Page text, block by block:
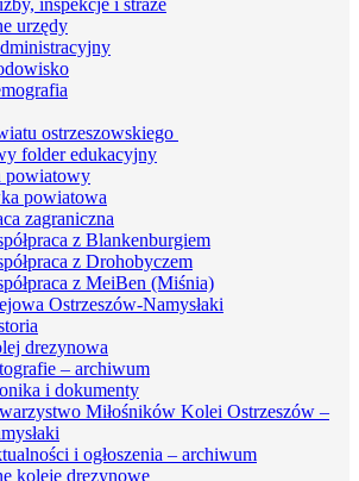
inspekcje i straże
urzędy
ostrzeszowskiego
folder edukacyjny
powiatowy
powiatowa
zagraniczna
z Blankenburgiem
z Drohobyczem
z MeiBen (Miśnia)
Ostrzeszów-Namysłaki
drezynowa
– archiwum
i dokumenty
Miłośników Kolei Ostrzeszów –
i ogłoszenia – archiwum
koleje drezynowe